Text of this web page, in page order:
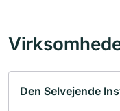
Den Selvejende